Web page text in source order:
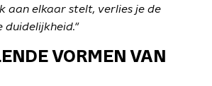
aan elkaar stelt, verlies je de
duidelijkheid."
VORMEN VAN